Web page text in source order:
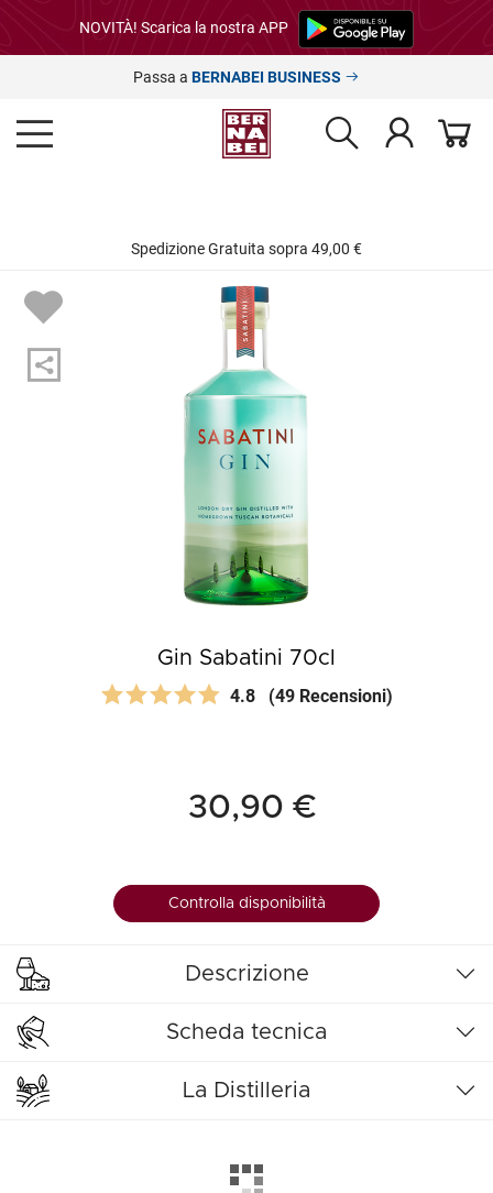
NOVITÀ! Scarica la nostra APP
Passa a BERNABEI BUSINESS
Spedizione Gratuita sopra 49,00 €
Gin Sabatini 70cl
4.8 (49 Recensioni)
30,90 €
Controlla disponibilità
Descrizione
Scheda tecnica
La Distilleria